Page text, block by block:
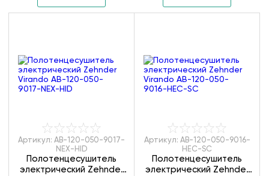
Артикул: AB-120-050-9017-
NEX-HID
Полотенцесушитель
электрический Zehnder
Артикул: AB-120-050-9016-
HEC-SC
Полотенцесушитель
электрический Zehnder